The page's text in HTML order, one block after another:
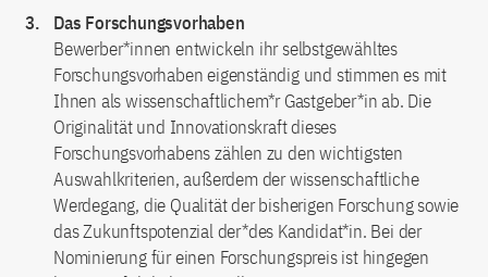
Das Forschungsvorhaben
Bewerber*innen entwickeln ihr selbstgewähltes
Forschungsvorhaben eigenständig und stimmen es mit
Ihnen als wissenschaftlichem*r Gastgeber*in ab. Die
Originalität und Innovationskraft dieses
Forschungsvorhabens zählen zu den wichtigsten
Auswahlkriterien, außerdem der wissenschaftliche
Werdegang, die Qualität der bisherigen Forschung sowie
das Zukunftspotenzial der*des Kandidat*in. Bei der
Nominierung für einen Forschungspreis ist hingegen